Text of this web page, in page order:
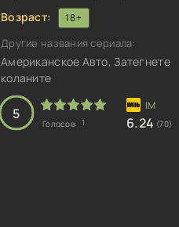
Возраст:
18+
Другие названия сериала:
Американское Авто, Затегнете
коланите
5
Голосов: 1 6.24 (70)